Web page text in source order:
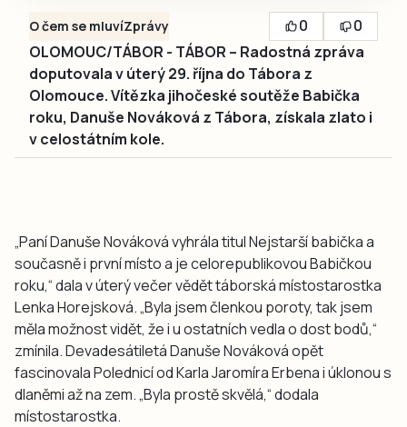
O čem se mluvíZprávy 0
0
OLOMOUC/TÁBOR - TÁBOR – Radostná zpráva
doputovala v úterý 29. října do Tábora z
Olomouce. Vítězka jihočeské soutěže Babička
roku, Danuše Nováková z Tábora, získala zlato i
v celostátním kole.
„Paní Danuše Nováková vyhrála titul Nejstarší babička a
současně i první místo a je celorepublikovou Babičkou
roku,“ dala v úterý večer vědět táborská místostarostka
Lenka Horejsková. „Byla jsem členkou poroty, tak jsem
měla možnost vidět, že i u ostatních vedla o dost bodů,“
zmínila. Devadesátiletá Danuše Nováková opět
fascinovala Polednicí od Karla Jaromíra Erbena i úklonou s
dlaněmi až na zem. „Byla prostě skvělá,“ dodala
místostarostka.